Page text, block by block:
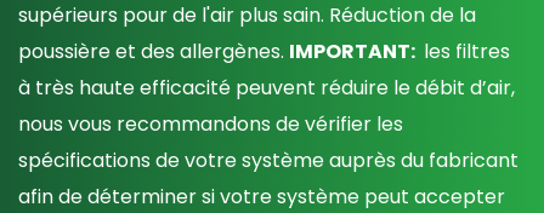
supérieurs pour de l'air plus sain. Réduction de la
poussière et des allergènes. IMPORTANT: les filtres
à très haute efficacité peuvent réduire le débit d’air,
nous vous recommandons de vérifier les
spécifications de votre système auprès du fabricant
afin de déterminer si votre système peut accepter